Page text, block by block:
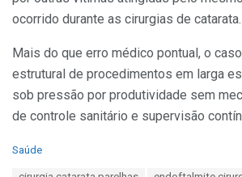
ocorrido durante as cirurgias de catarata.
Mais do que erro médico pontual, o
estrutural de procedimentos em larga
sob pressão por produtividade sem
de controle sanitário e supervisão
C
Saúde